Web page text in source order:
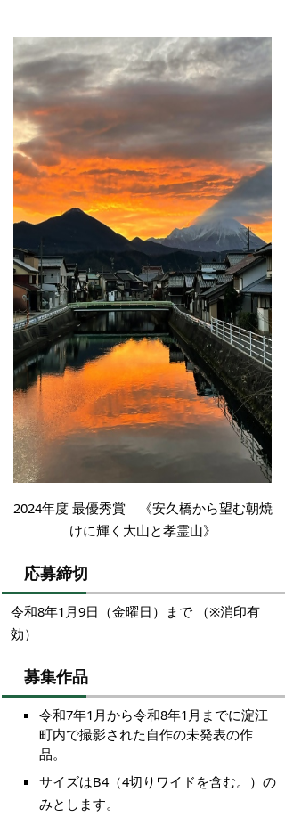
2024年度 最優秀賞 《安久橋から望む朝焼
けに輝く大山と孝霊山》
応募締切
令和8年1月9日（金曜日）まで （※消印有
効）
募集作品
令和7年1月から令和8年1月までに淀江
町内で撮影された自作の未発表の作
品。
サイズはB4（4切りワイドを含む。）の
みとします。